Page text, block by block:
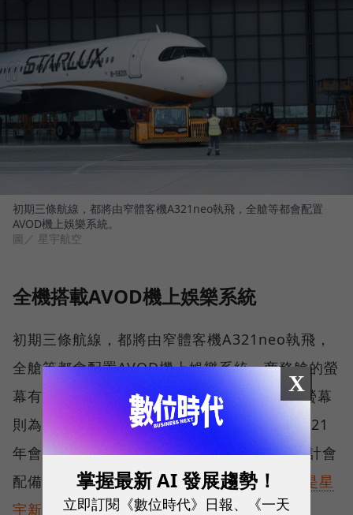
初期三條航線，都將由窄體客機A321neo執飛，全艙等都會配置
AVOD機上娛樂系統。
圖／ 星宇航空
全機搭載AVOD機上娛樂系統
初期三條航線，都將由窄體客機A321neo執飛，
全艙等都會配置AVOD機上娛樂系統，商務艙的螢
幕有15.6吋，具備1080畫素解析度；經濟艙螢幕
則為10.1吋，具備720畫素解析度。至於在2021
年會陸續接收的廣體客機A350XWB，則是預計會
配備4K畫質的娛樂系統。（為何說A321neo是星
宇新機正確選擇，從波音財報看K董決策）
X
掌握最新 AI 發展趨勢！
立即訂閱《數位時代》日報、《一天